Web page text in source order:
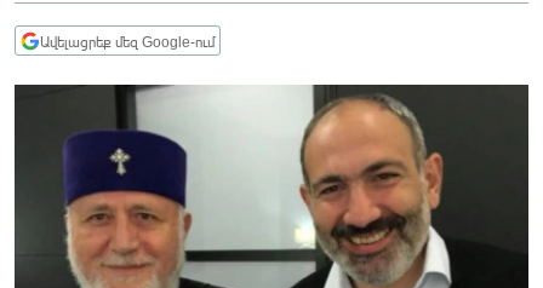
ՊԱՏԵՐԱԶՄԻ 6 ՇԱԲԱԹՆԵՐԸ
ՏԱՐԱԾԱՇՐՋԱՆ
ՄԻՋԱԶԳԱՅԻՆ
ՄՇԱԿՈՒՅԹ
ՍՊՈՐՏ
ՄԵԿՆԱԲԱՆՈՒԹՅՈՒՆ
Ավելացրեք մեզ Google-ում